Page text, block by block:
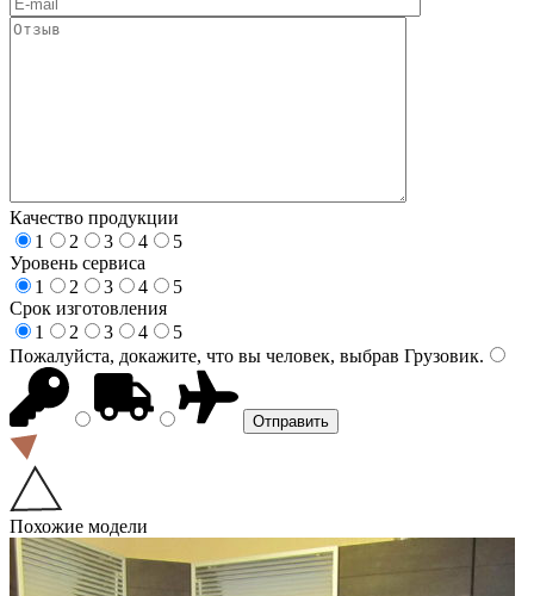
Качество продукции
1
2 3 4
5
Уровень сервиса
1
2 3 4
5
Срок изготовления
1
2 3 4
5
Пожалуйста, докажите, что вы человек, выбрав Грузовик.
Похожие модели